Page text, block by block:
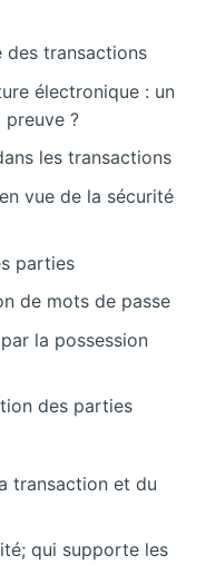
des transactions
électronique : un
preuve ?
les transactions
vue de la sécurité
parties
de mots de passe
la possession
des parties
transaction et du
qui supporte les